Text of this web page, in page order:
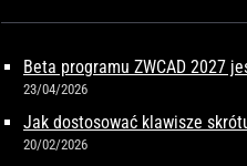
Beta programu ZWCAD 2027
23/04/2026
Jak dostosować klawisze
20/02/2026